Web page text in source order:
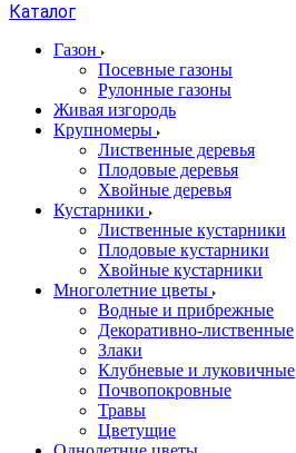
Каталог
Газон
Посевные газоны
Рулонные газоны
Живая изгородь
Крупномеры
Лиственные деревья
Плодовые деревья
Хвойные деревья
Кустарники
Лиственные кустарники
Плодовые кустарники
Хвойные кустарники
Многолетние цветы
Водные и прибрежные
Декоративно-лиственные
Злаки
Клубневые и луковичные
Почвопокровные
Травы
Цветущие